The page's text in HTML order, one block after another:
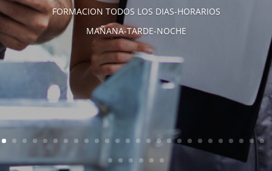
FORMACION TODOS LOS DIAS-HORARIOS
MAÑANA-TARDE-NOCHE